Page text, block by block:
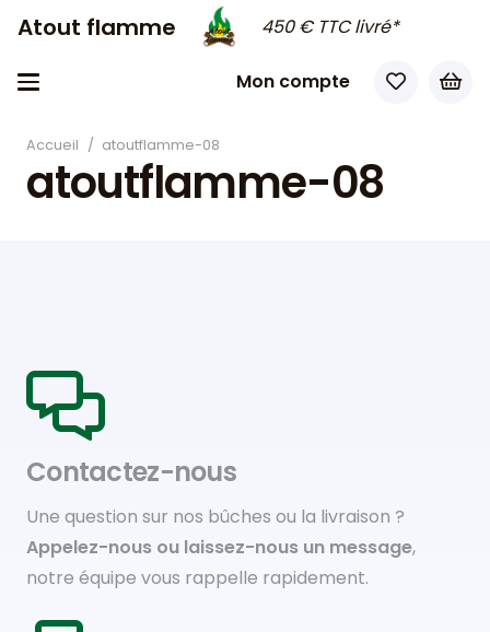
Atout flamme 450 € TTC livré*
Mon compte
Accueil / atoutflamme-08
atoutflamme-08
Contactez-nous
Une question sur nos bûches ou la livraison ?
Appelez-nous ou laissez-nous un message,
notre équipe vous rappelle rapidement.